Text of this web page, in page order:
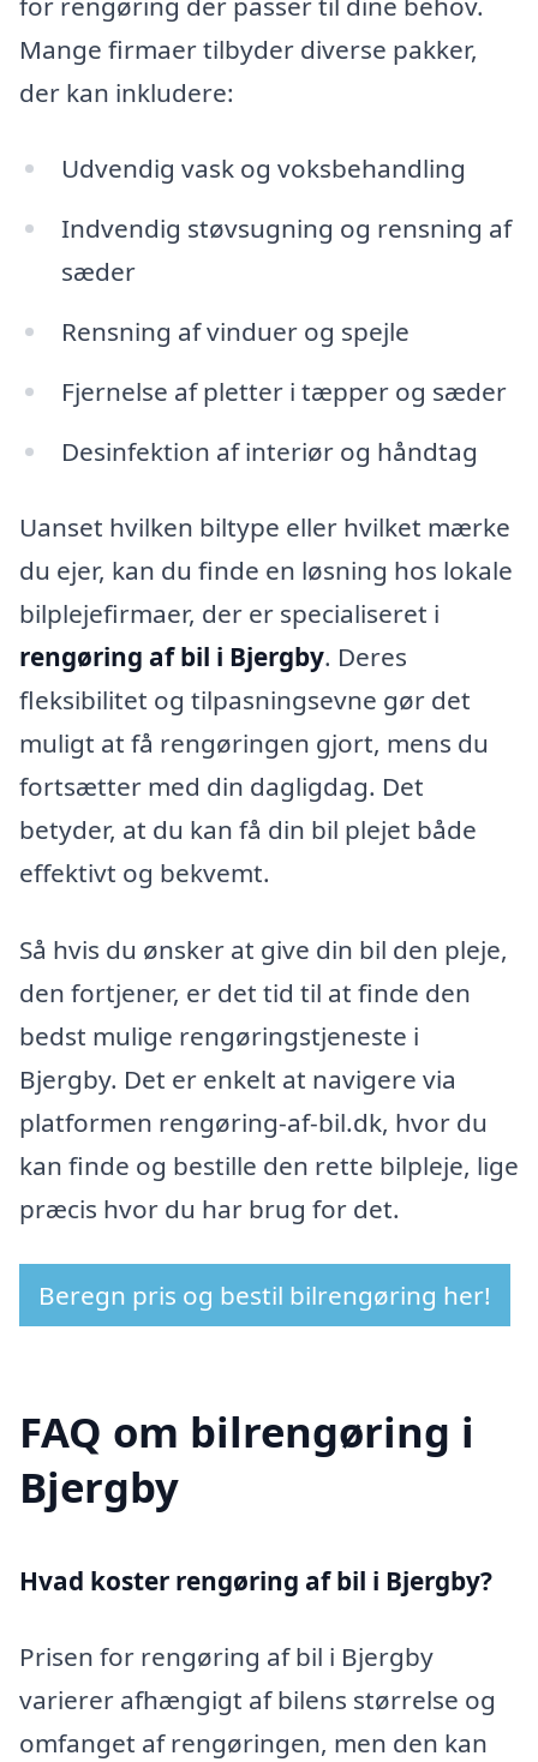
Mange firmaer tilbyder diverse pakker,
der kan inkludere:
Udvendig vask og voksbehandling
Indvendig støvsugning og rensning af
sæder
Rensning af vinduer og spejle
Fjernelse af pletter i tæpper og sæder
Desinfektion af interiør og håndtag
Uanset hvilken biltype eller hvilket mærke
du ejer, kan du finde en løsning hos lokale
bilplejefirmaer, der er specialiseret i
rengøring af bil i Bjergby. Deres
fleksibilitet og tilpasningsevne gør det
muligt at få rengøringen gjort, mens du
fortsætter med din dagligdag. Det
betyder, at du kan få din bil plejet både
effektivt og bekvemt.
Så hvis du ønsker at give din bil den pleje,
den fortjener, er det tid til at finde den
bedst mulige rengøringstjeneste i
Bjergby. Det er enkelt at navigere via
platformen rengøring-af-bil.dk, hvor du
kan finde og bestille den rette bilpleje, lige
præcis hvor du har brug for det.
Beregn pris og bestil bilrengøring her!
FAQ om bilrengøring i
Bjergby
Hvad koster rengøring af bil i Bjergby?
Prisen for rengøring af bil i Bjergby
varierer afhængigt af bilens størrelse og
omfanget af rengøringen, men den kan